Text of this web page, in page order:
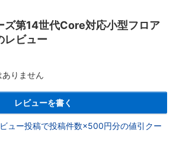
第14世代Core対応小型フロア
レビュー
りません
レビューを書く
ュー投稿で投稿件数×500円分の値引クー